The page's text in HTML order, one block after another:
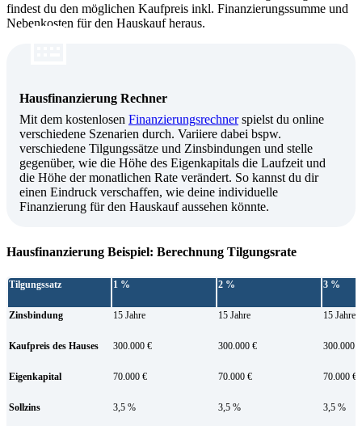
findest du den möglichen Kaufpreis inkl. Finanzierungssumme und
Nebenkosten für den Hauskauf heraus.
Hausfinanzierung Rechner
Mit dem kostenlosen Finanzierungsrechnerspielst du online
verschiedene Szenarien durch. Variiere dabei bspw.
verschiedene Tilgungssätze und Zinsbindungen und stelle
gegenüber, wie die Höhe des Eigenkapitals die Laufzeit und
die Höhe der monatlichen Rate verändert. So kannst du dir
einen Eindruck verschaffen, wie deine individuelle
Finanzierung für den Hauskauf aussehen könnte.
Hausfinanzierung Beispiel: Berechnung Tilgungsrate
Tilgungssatz 1 % 2 % 3 %
Zinsbindung 15 Jahre 15 Jahre 15 Jahre
Kaufpreis des Hauses 300.000 € 300.000 € 300.000 €
Eigenkapital 70.000 € 70.000 € 70.000 €
Sollzins 3,5 % 3,5 % 3,5 %